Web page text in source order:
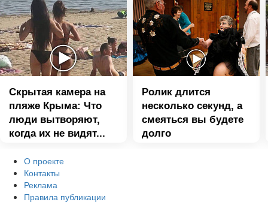
Скрытая камера на
пляже Крыма: Что
люди вытворяют,
когда их не видят...
Ролик длится
несколько секунд, а
смеяться вы будете
долго
О проекте
Контакты
Реклама
Правила публикации